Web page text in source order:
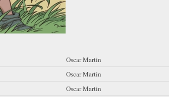
Oscar Martin
Oscar Martin
Oscar Martin